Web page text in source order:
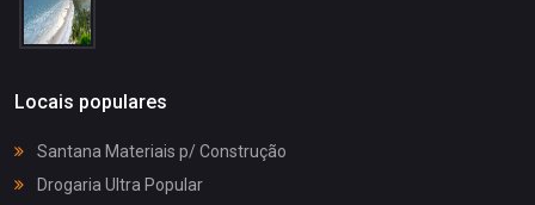
Locais populares
Santana Materiais p/ Construção
Drogaria Ultra Popular